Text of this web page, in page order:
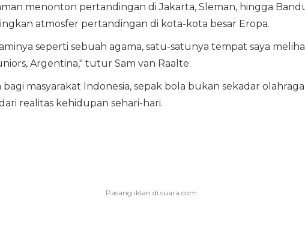
menonton pertandingan di Jakarta, Sleman, hingga
atmosfer pertandingan di kota-kota besar Eropa.
seperti sebuah agama, satu-satunya tempat saya
Argentina," tutur Sam van Raalte.
masyarakat Indonesia, sepak bola bukan sekadar
realitas kehidupan sehari-hari.